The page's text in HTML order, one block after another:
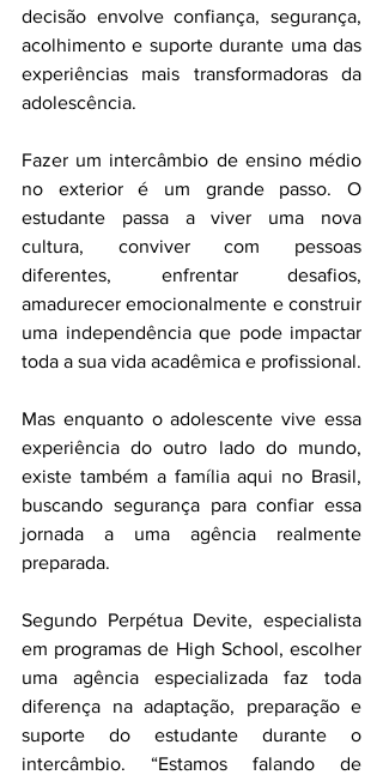
decisão envolve confiança, segurança,
acolhimento e suporte durante uma das
experiências mais transformadoras da
adolescência.
Fazer um intercâmbio de ensino médio
no exterior é um grande passo. O
estudante passa a viver uma nova
cultura, conviver com pessoas
diferentes, enfrentar desafios,
amadurecer emocionalmente e construir
uma independência que pode impactar
toda a sua vida acadêmica e profissional.
Mas enquanto o adolescente vive essa
experiência do outro lado do mundo,
existe também a família aqui no Brasil,
buscando segurança para confiar essa
jornada a uma agência realmente
preparada.
Segundo Perpétua Devite, especialista
em programas de High School, escolher
uma agência especializada faz toda
diferença na adaptação, preparação e
suporte do estudante durante o
intercâmbio. “Estamos falando de